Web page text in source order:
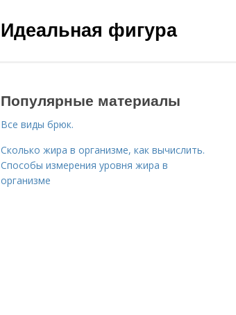
Идеальная фигура
Популярные материалы
Все виды брюк.
Сколько жира в организме, как вычислить.
Способы измерения уровня жира в
организме